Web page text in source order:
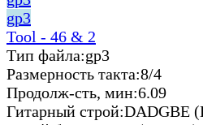
gp3
Tool - 46 & 2
Тип файла:gp3
Размерность такта:8/4
Продолж-сть, мин:6.09
Гитарный строй:DADGBE